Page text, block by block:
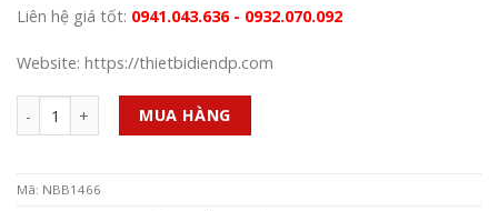
Liên hệ giá tốt: 0941.043.636 - 0932.070.092
Website: https://thietbidiendp.com
Số lượng MUA HÀNG
Mã: NBB1466